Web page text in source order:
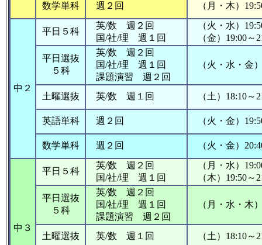
数学単科 週２回 （月・木）
中２
平日５科
英/数 週２回
国/社/理 週１回
（火・水）
（金）19:00
平日選抜
５科
英/数 週２回
国/社/理 週１回
課題演習 週２回
（火・水・金）
土曜選抜 英/数 週１回 （土）18:10～
英語単科 週２回 （火・金）
数学単科 週２回 （火・金）
中３
平日５科
英/数 週２回
国/社/理 週１回
（月・水）
（木）
平日選抜
５科
英/数 週２回
国/社/理 週１回
課題演習 週２回
（月・水・木）
土曜選抜 英/数 週１回 （土）18:10～